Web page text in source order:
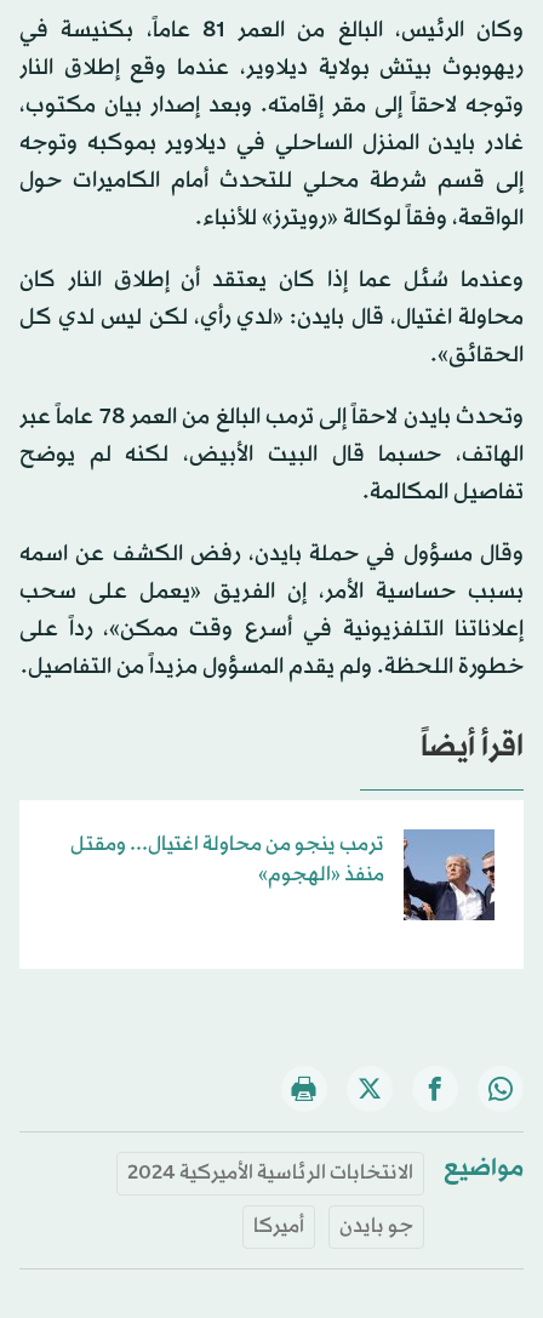
وكان الرئيس، البالغ من العمر 81 عاماً، بكنيسة في
ريهوبوث بيتش بولاية ديلاوير، عندما وقع إطلاق النار
وتوجه لاحقاً إلى مقر إقامته. وبعد إصدار بيان مكتوب،
غادر بايدن المنزل الساحلي في ديلاوير بموكبه وتوجه
إلى قسم شرطة محلي للتحدث أمام الكاميرات حول
الواقعة، وفقاً لوكالة «رويترز» للأنباء.
وعندما سُئل عما إذا كان يعتقد أن إطلاق النار كان
محاولة اغتيال، قال بايدن: «لدي رأي، لكن ليس لدي كل
الحقائق».
وتحدث بايدن لاحقاً إلى ترمب البالغ من العمر 78 عاماً عبر
الهاتف، حسبما قال البيت الأبيض، لكنه لم يوضح
تفاصيل المكالمة.
وقال مسؤول في حملة بايدن، رفض الكشف عن اسمه
بسبب حساسية الأمر، إن الفريق «يعمل على سحب
إعلاناتنا التلفزيونية في أسرع وقت ممكن»، رداً على
خطورة اللحظة. ولم يقدم المسؤول مزيداً من التفاصيل.
اقرأ أيضاً
ترمب ينجو من محاولة اغتيال... ومقتل
منفذ «الهجوم»
مواضيع
الانتخابات الرئاسية الأميركية 2024
جو بايدن
أميركا